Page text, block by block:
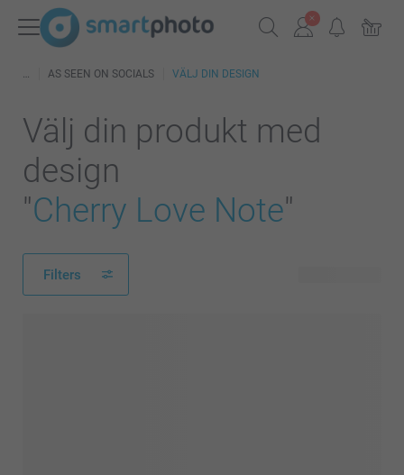
AS SEEN ON SOCIALS VÄLJ DIN DESIGN
Välj din produkt med
design
"Cherry Love Note"
Filters